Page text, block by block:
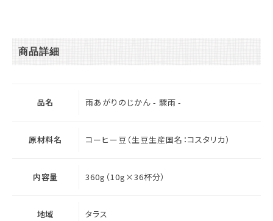
商品詳細
品名 雨あがりのじかん - 驟雨 -
原材料名 コーヒー豆（生豆生産国名：コスタリカ）
内容量 360g（10g×36杯分）
地域 タラス